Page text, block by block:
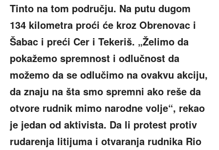
Tinto na tom području. Na putu dugom
134 kilometra proći će kroz Obrenovac i
Šabac i preći Cer i Tekeriš. „Želimo da
pokažemo spremnost i odlučnost da
možemo da se odlučimo na ovakvu akciju,
da znaju na šta smo spremni ako reše da
otvore rudnik mimo narodne volje“, rekao
je jedan od aktivista. Da li protest protiv
rudarenja litijuma i otvaranja rudnika Rio